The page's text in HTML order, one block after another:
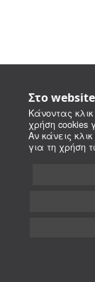
Στο
Κάνοντας
χρήση cookies
Αν κάνεις
για τη χρήση